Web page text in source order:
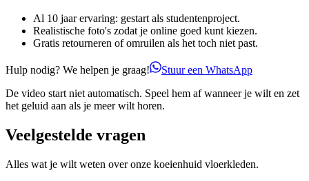
Al 10 jaar ervaring: gestart als studentenproject.
Realistische foto's zodat je online goed kunt kiezen.
Gratis retourneren of omruilen als het toch niet past.
Hulp nodig? We helpen je graag!
Stuur een WhatsApp
De video start niet automatisch. Speel hem af wanneer je wilt en zet
het geluid aan als je meer wilt horen.
Veelgestelde vragen
Alles wat je wilt weten over onze koeienhuid vloerkleden.